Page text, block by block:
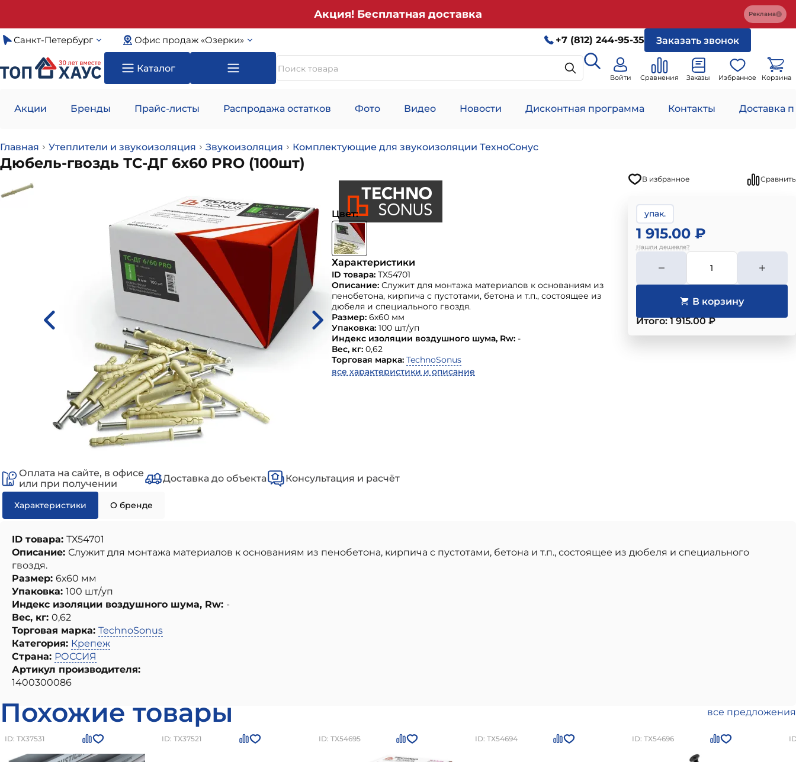
Акция! Бесплатная доставка Реклама
Санкт-Петербург Офис продаж «Озерки» +7 (812) 244-95-35 Заказать звонок
Каталог
Войти Сравнения Заказы Избранное Корзина
Акции Бренды Прайс-листы Распродажа остатков Фото Видео Новости Дисконтная программа Контакты Доставка
Главная Утеплители и звукоизоляция Звукоизоляция Комплектующие для звукоизоляции ТехноСонус
Дюбель-гвоздь ТС-ДГ 6х60 PRO (100шт)
В избранное Сравнить
Цвет:
Характеристики
ID товара: ТХ54701
Описание: Служит для монтажа материалов к основаниям из
пенобетона, кирпича с пустотами, бетона и т.п., состоящее из
дюбеля и специального гвоздя.
Размер: 6х60 мм
Упаковка: 100 шт/уп
Индекс изоляции воздушного шума, Rw: -
Вес, кг: 0,62
Торговая марка: TechnoSonus
все характеристики и описание
упак.
1 915.00 ₽
Нашли дешевле?
Итого: 1 915.00 ₽
Оплата на сайте, в офисе
или при получении
Доставка до объекта Консультация и расчёт
Характеристики О бренде
ID товара: ТХ54701
Описание: Служит для монтажа материалов к основаниям из пенобетона, кирпича с пустотами, бетона и т.п., состоящее из дюбеля и специального
гвоздя.
Размер: 6х60 мм
Упаковка: 100 шт/уп
Индекс изоляции воздушного шума, Rw: -
Вес, кг: 0,62
Торговая марка: TechnoSonus
Категория: Крепеж
Страна: РОССИЯ
Артикул производителя:
1400300086
Похожие товары все предложения
ID: ТХ37531 ID: ТХ37521 ID: ТХ54695 ID: ТХ54694 ID: ТХ54696